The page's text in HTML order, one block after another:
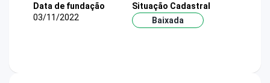
Data de fundação
03/11/2022
Situação Cadastral
Baixada